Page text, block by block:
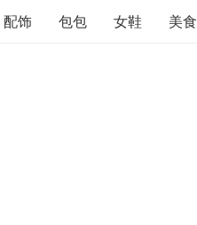
配饰 包包 女鞋 美食